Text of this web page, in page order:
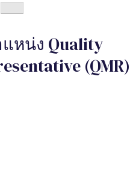
หน่ง Quality
(QMR)